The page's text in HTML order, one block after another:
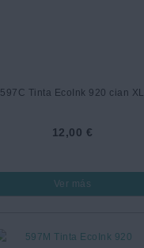
597C Tinta EcoInk 920 cian XL
12,00 €
Ver más